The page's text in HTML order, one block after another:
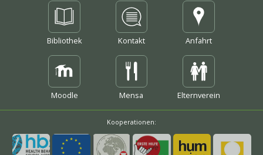
Elternverein
mehr
Moodle
Kontakt
mehr
Anfahrt
mehr
Bibliothek
Mensa
mehr
Kooperationen:
mehr mehr mehr mehr mehr